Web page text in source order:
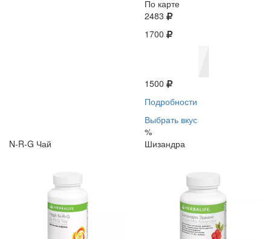
По карте
2483
1700
1500
Подробности
Выбрать вкус
%
N-R-G Чай
Шизандра